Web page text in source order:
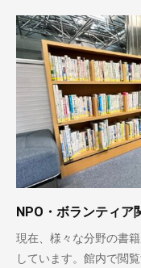
NPO・ボランティア
現在、様々な分野の書
しています。館内で閲